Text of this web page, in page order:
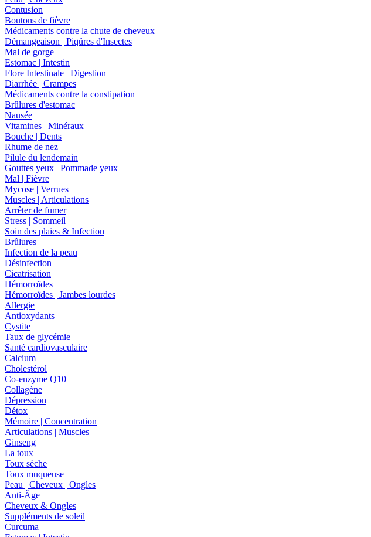
Contusion
Boutons de fièvre
Médicaments contre la chute de cheveux
Démangeaison | Piqûres d'Insectes
Mal de gorge
Estomac | Intestin
Flore Intestinale | Digestion
Diarrhée | Crampes
Médicaments contre la constipation
Brûlures d'estomac
Nausée
Vitamines | Minéraux
Bouche | Dents
Rhume de nez
Pilule du lendemain
Gouttes yeux | Pommade yeux
Mal | Fièvre
Mycose | Verrues
Muscles | Articulations
Arrêter de fumer
Stress | Sommeil
Soin des plaies & Infection
Brûlures
Infection de la peau
Désinfection
Cicatrisation
Hémorroïdes
Hémorroïdes | Jambes lourdes
Allergie
Antioxydants
Cystite
Taux de glycémie
Santé cardiovasculaire
Calcium
Cholestérol
Co-enzyme Q10
Collagène
Dépression
Détox
Mémoire | Concentration
Articulations | Muscles
Ginseng
La toux
Toux sèche
Toux muqueuse
Peau | Cheveux | Ongles
Anti-Âge
Cheveux & Ongles
Suppléments de soleil
Curcuma